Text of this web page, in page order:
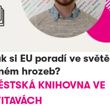
si EU poradí ve světě
hrozeb?
KNIHOVNA VE